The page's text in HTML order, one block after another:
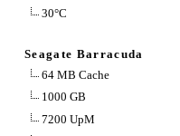
30°C
Seagate Barracuda
64 MB Cache
1000 GB
7200 UpM